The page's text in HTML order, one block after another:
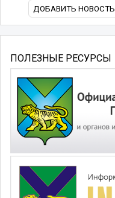
ДОБАВИТЬ НОВОСТЬ
ПОЛЕЗНЫЕ РЕСУРСЫ